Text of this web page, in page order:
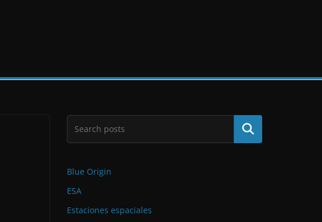
Buscar
Blue Origin
ESA
Estaciones espaciales